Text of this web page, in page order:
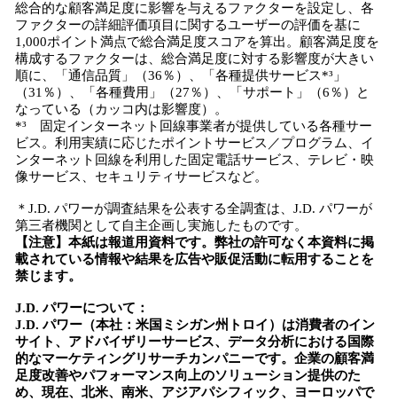
総合的な顧客満足度に影響を与えるファクターを設定し、各
ファクターの詳細評価項目に関するユーザーの評価を基に
1,000ポイント満点で総合満足度スコアを算出。顧客満足度を
構成するファクターは、総合満足度に対する影響度が大きい
順に、「通信品質」（36％）、「各種提供サービス*³」
（31％）、「各種費用」（27％）、「サポート」（6％）と
なっている（カッコ内は影響度）。
*³ 固定インターネット回線事業者が提供している各種サー
ビス。利用実績に応じたポイントサービス／プログラム、イ
ンターネット回線を利用した固定電話サービス、テレビ・映
像サービス、セキュリティサービスなど。
＊J.D. パワーが調査結果を公表する全調査は、J.D. パワーが
第三者機関として自主企画し実施したものです。
【注意】 本紙は報道用資料です。弊社の許可なく本資料に掲
載されている情報や結果を広告や販促活動に転用することを
禁じます。
J.D. パワーについて：
J.D. パワー（本社：米国ミシガン州トロイ）は消費者のイン
サイト、アドバイザリーサービス、データ分析における国際
的なマーケティングリサーチカンパニーです。企業の顧客満
足度改善やパフォーマンス向上のソリューション提供のた
め、現在、北米、南米、アジアパシフィック、ヨーロッパで